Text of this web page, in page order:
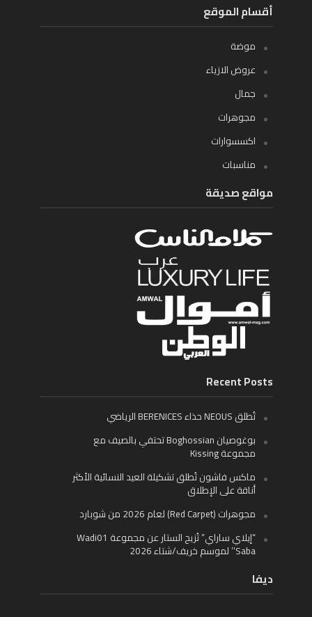
أقسام الموقع
موضة
عروض الازياء
جمال
مجوهرات
اكسسوارات
مناسبات
مواقع صديقة
Recent Posts
تُطلق NEOUS حذاء BERENICES الرياضي
بوغوصيان Boghossian تحتفي بالصيف مع
مجموعة Kissing
ماكس فاشون تُطلق تشكيلة العيد النسائية الأكثر
أناقة على الإطلاق
مجوهرات (Red Carpet) لعام 2026 من شوبارد
“إيلاي ساراي” تُزيح الستار عن مجموعة Wadi01
‘Saba’ لموسم خريف/شتاء 2026
ديفا